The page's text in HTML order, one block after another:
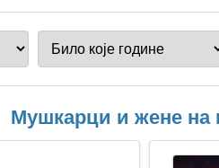
Мушкарци и жене на